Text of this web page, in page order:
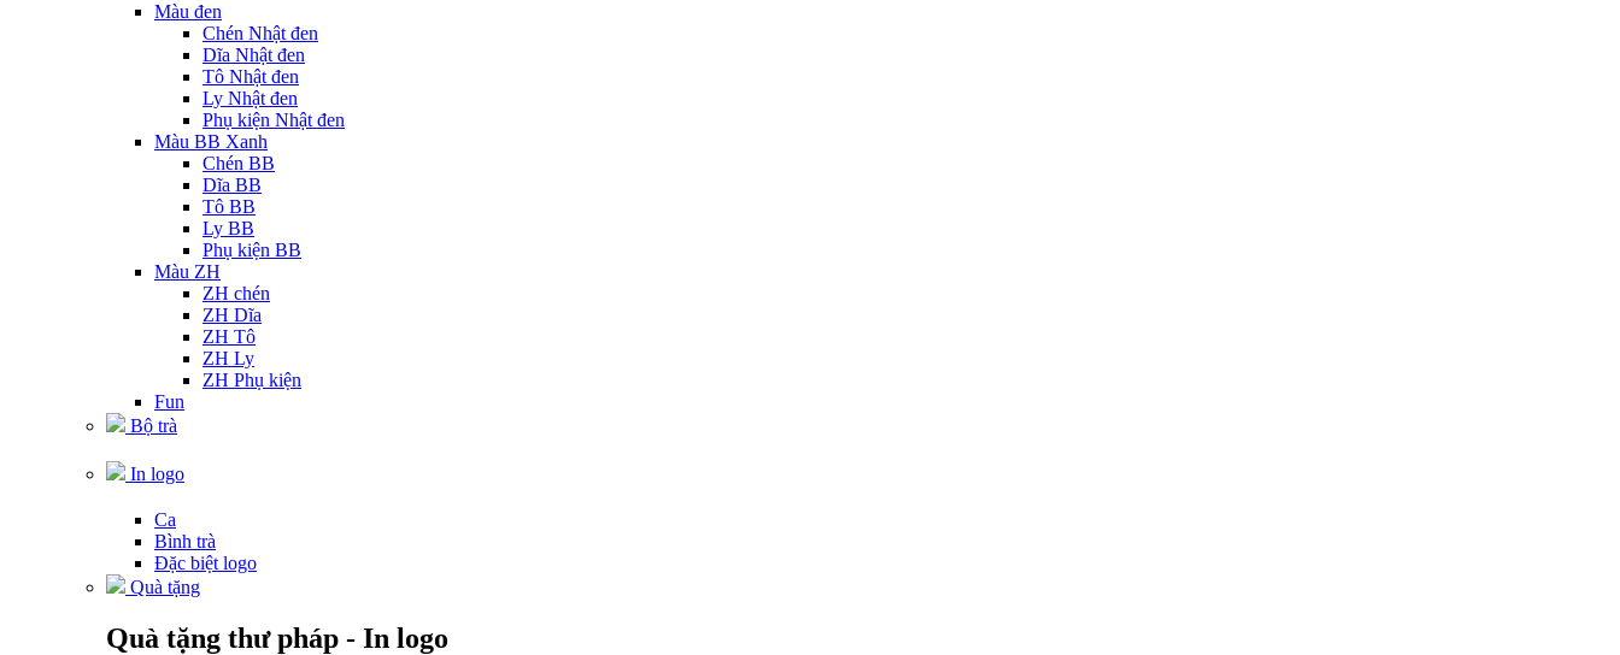
Màu đen
Chén Nhật đen
Dĩa Nhật đen
Tô Nhật đen
Ly Nhật đen
Phụ kiện Nhật đen
Màu BB Xanh
Chén BB
Dĩa BB
Tô BB
Ly BB
Phụ kiện BB
Màu ZH
ZH chén
ZH Dĩa
ZH Tô
ZH Ly
ZH Phụ kiện
Fun
Bộ trà
In logo
Ca
Bình trà
Đặc biệt logo
Quà tặng
Quà tặng thư pháp - In logo